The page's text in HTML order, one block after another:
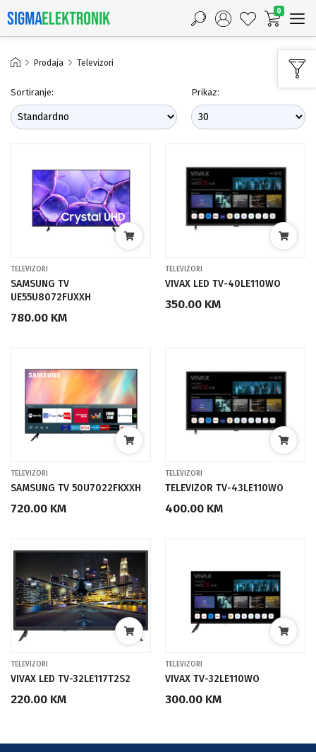
0
Prodaja Televizori
Sortiranje: Prikaz:
TELEVIZORI
SAMSUNG TV
UE55U8072FUXXH
780.00 KM
TELEVIZORI
VIVAX LED TV-40LE110WO
350.00 KM
TELEVIZORI
SAMSUNG TV 50U7022FKXXH
720.00 KM
TELEVIZORI
TELEVIZOR TV-43LE110WO
400.00 KM
TELEVIZORI
VIVAX LED TV-32LE117T2S2
220.00 KM
TELEVIZORI
VIVAX TV-32LE110WO
300.00 KM